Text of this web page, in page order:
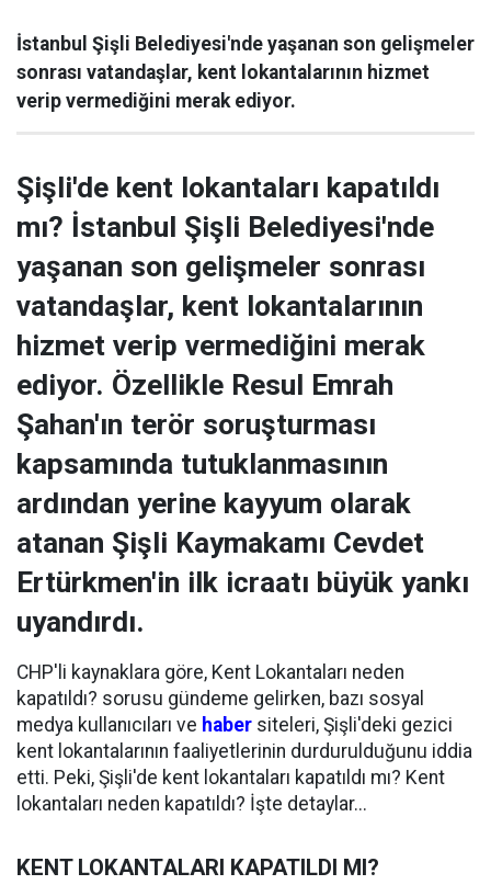
İstanbul Şişli Belediyesi'nde yaşanan son gelişmeler
sonrası vatandaşlar, kent lokantalarının hizmet
verip vermediğini merak ediyor.
Şişli'de kent lokantaları kapatıldı
mı? İstanbul Şişli Belediyesi'nde
yaşanan son gelişmeler sonrası
vatandaşlar, kent lokantalarının
hizmet verip vermediğini merak
ediyor. Özellikle Resul Emrah
Şahan'ın terör soruşturması
kapsamında tutuklanmasının
ardından yerine kayyum olarak
atanan Şişli Kaymakamı Cevdet
Ertürkmen'in ilk icraatı büyük yankı
uyandırdı.
CHP'li kaynaklara göre, Kent Lokantaları neden
kapatıldı? sorusu gündeme gelirken, bazı sosyal
medya kullanıcıları ve haber siteleri, Şişli'deki gezici
kent lokantalarının faaliyetlerinin durdurulduğunu iddia
etti. Peki, Şişli'de kent lokantaları kapatıldı mı? Kent
lokantaları neden kapatıldı? İşte detaylar...
KENT LOKANTALARI KAPATILDI MI?